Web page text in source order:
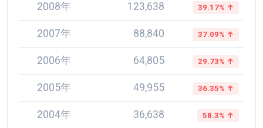
2008年 123,638 39.17% ↑
2007年 88,840 37.09% ↑
2006年 64,805 29.73% ↑
2005年 49,955 36.35% ↑
2004年 36,638 58.3% ↑